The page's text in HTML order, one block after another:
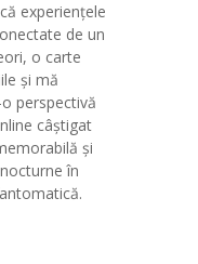
experiențele
de un
o carte
și mă
perspectivă
câștigat
și
în